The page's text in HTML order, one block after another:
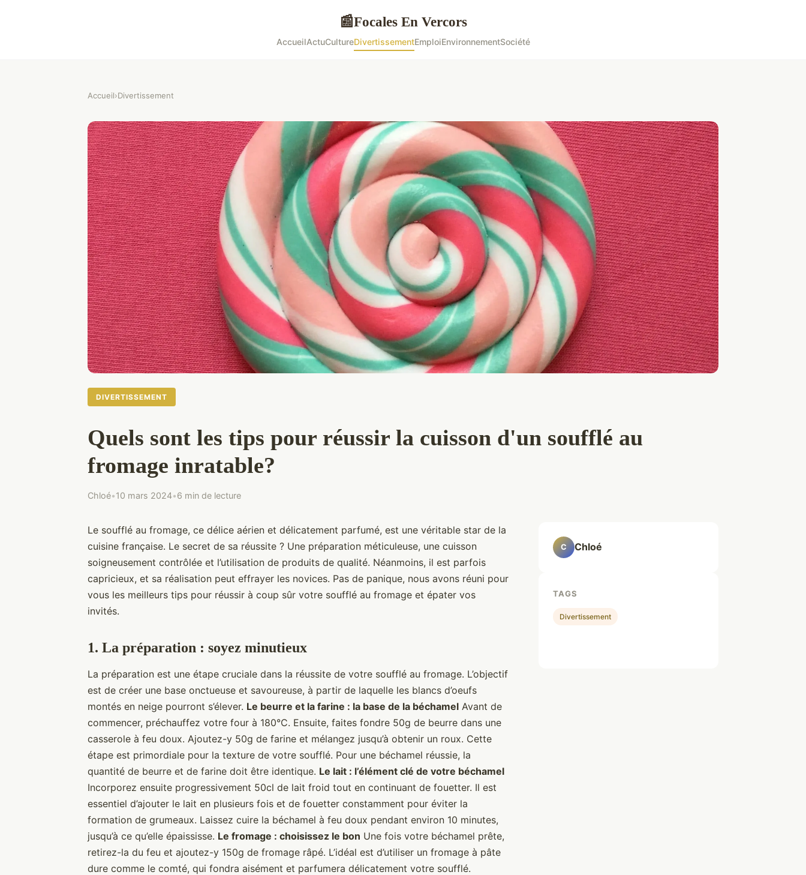
📰Focales En Vercors
AccueilActuCultureDivertissementEmploiEnvironnementSociété
Accueil›Divertissement
DIVERTISSEMENT
Quels sont les tips pour réussir la cuisson d'un soufflé au
fromage inratable?
Chloé•10 mars 2024•6 min de lecture
Le soufflé au fromage, ce délice aérien et délicatement parfumé, est une véritable star de la
cuisine française. Le secret de sa réussite ? Une préparation méticuleuse, une cuisson
soigneusement contrôlée et l’utilisation de produits de qualité. Néanmoins, il est parfois
capricieux, et sa réalisation peut effrayer les novices. Pas de panique, nous avons réuni pour
vous les meilleurs tips pour réussir à coup sûr votre soufflé au fromage et épater vos
invités.
1. La préparation : soyez minutieux
La préparation est une étape cruciale dans la réussite de votre soufflé au fromage. L’objectif
est de créer une base onctueuse et savoureuse, à partir de laquelle les blancs d’oeufs
montés en neige pourront s’élever. Le beurre et la farine : la base de la béchamel Avant de
commencer, préchauffez votre four à 180°C. Ensuite, faites fondre 50g de beurre dans une
casserole à feu doux. Ajoutez-y 50g de farine et mélangez jusqu’à obtenir un roux. Cette
étape est primordiale pour la texture de votre soufflé. Pour une béchamel réussie, la
quantité de beurre et de farine doit être identique. Le lait : l’élément clé de votre béchamel
Incorporez ensuite progressivement 50cl de lait froid tout en continuant de fouetter. Il est
essentiel d’ajouter le lait en plusieurs fois et de fouetter constamment pour éviter la
formation de grumeaux. Laissez cuire la béchamel à feu doux pendant environ 10 minutes,
jusqu’à ce qu’elle épaississe. Le fromage : choisissez le bon Une fois votre béchamel prête,
retirez-la du feu et ajoutez-y 150g de fromage râpé. L’idéal est d’utiliser un fromage à pâte
dure comme le comté, qui fondra aisément et parfumera délicatement votre soufflé.
C Chloé
TAGS
Divertissement